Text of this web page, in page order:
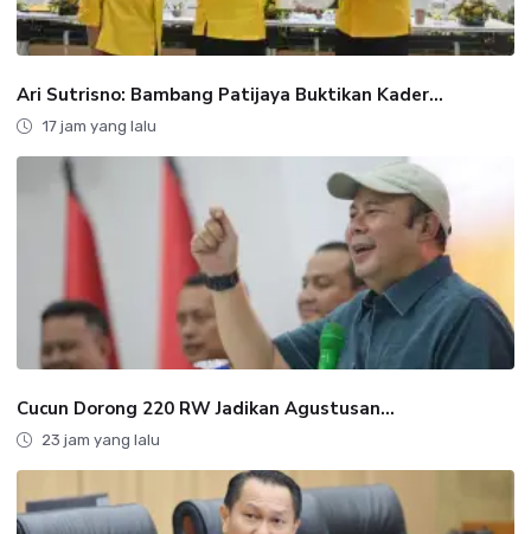
Ari Sutrisno: Bambang Patijaya Buktikan Kader...
17 jam yang lalu
Cucun Dorong 220 RW Jadikan Agustusan...
23 jam yang lalu